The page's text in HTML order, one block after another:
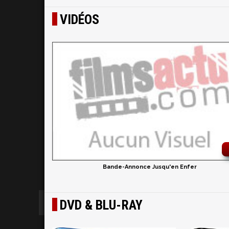
VIDÉOS
Bande-Annonce Jusqu'en Enfer
DVD & BLU-RAY